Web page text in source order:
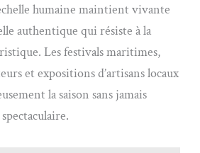
humaine maintient vivante
authentique qui résiste à la
Les festivals maritimes,
et expositions d’artisans locaux
la saison sans jamais